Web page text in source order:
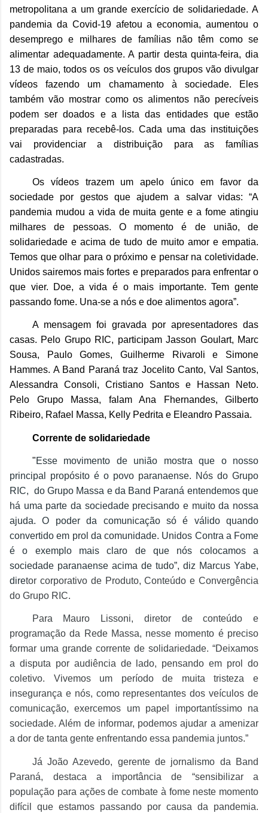
metropolitana a um grande exercício de solidariedade. A
pandemia da Covid-19 afetou a economia, aumentou o
desemprego e milhares de famílias não têm como se
alimentar adequadamente. A partir desta quinta-feira, dia
13 de maio, todos os os veículos dos grupos vão divulgar
vídeos fazendo um chamamento à sociedade. Eles
também vão mostrar como os alimentos não perecíveis
podem ser doados e a lista das entidades que estão
preparadas para recebê-los. Cada uma das instituições
vai providenciar a distribuição para as famílias
cadastradas.
Os vídeos trazem um apelo único em favor da
sociedade por gestos que ajudem a salvar vidas: “A
pandemia mudou a vida de muita gente e a fome atingiu
milhares de pessoas. O momento é de união, de
solidariedade e acima de tudo de muito amor e empatia.
Temos que olhar para o próximo e pensar na coletividade.
Unidos sairemos mais fortes e preparados para enfrentar o
que vier. Doe, a vida é o mais importante. Tem gente
passando fome. Una-se a nós e doe alimentos agora”.
A mensagem foi gravada por apresentadores das
casas. Pelo Grupo RIC, participam Jasson Goulart, Marc
Sousa, Paulo Gomes, Guilherme Rivaroli e Simone
Hammes. A Band Paraná traz Jocelito Canto, Val Santos,
Alessandra Consoli, Cristiano Santos e Hassan Neto.
Pelo Grupo Massa, falam Ana Fhernandes, Gilberto
Ribeiro, Rafael Massa, Kelly Pedrita e Eleandro Passaia.
Corrente de solidariedade
"Esse movimento de união mostra que o nosso
principal propósito é o povo paranaense. Nós do Grupo
RIC, do Grupo Massa e da Band Paraná entendemos que
há uma parte da sociedade precisando e muito da nossa
ajuda. O poder da comunicação só é válido quando
convertido em prol da comunidade. Unidos Contra a Fome
é o exemplo mais claro de que nós colocamos a
sociedade paranaense acima de tudo”, diz Marcus Yabe,
diretor corporativo de Produto, Conteúdo e Convergência
do Grupo RIC.
Para Mauro Lissoni, diretor de conteúdo e
programação da Rede Massa, nesse momento é preciso
formar uma grande corrente de solidariedade. “Deixamos
a disputa por audiência de lado, pensando em prol do
coletivo. Vivemos um período de muita tristeza e
insegurança e nós, como representantes dos veículos de
comunicação, exercemos um papel importantíssimo na
sociedade. Além de informar, podemos ajudar a amenizar
a dor de tanta gente enfrentando essa pandemia juntos.”
Já João Azevedo, gerente de jornalismo da Band
Paraná, destaca a importância de “sensibilizar a
população para ações de combate à fome neste momento
difícil que estamos passando por causa da pandemia.